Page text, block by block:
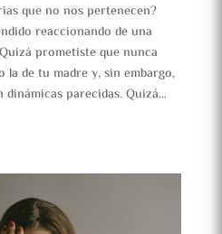
que no nos pertenecen?
reaccionando de una
prometiste que nunca
de tu madre y, sin embargo,
parecidas. Quizá…